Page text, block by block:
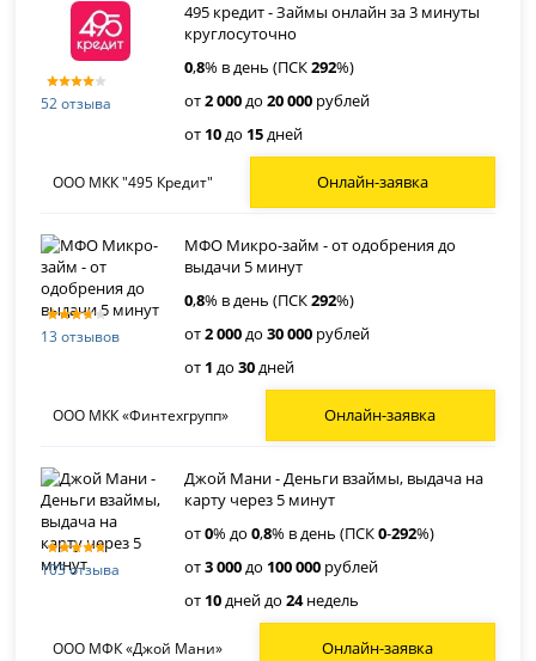
52 отзыва
495 кредит - Займы онлайн за 3 минуты
круглосуточно
0,8% в день (ПСК292%)
от2 000до20 000 рублей
от 10до 15дней
ООО МКК "495 Кредит" Онлайн-заявка
13 отзывов
МФО Микро-займ - от одобрения до
выдачи 5 минут
0,8% в день (ПСК292%)
от2 000до30 000 рублей
от 1 до30дней
ООО МКК «Финтехгрупп» Онлайн-заявка
103 отзыва
Джой Мани - Деньги взаймы, выдача на
карту через 5 минут
от0% до0,8% в день (ПСК0-292%)
от3 000до 100 000 рублей
от 10дней до24недель
ООО МФК «Джой Мани» Онлайн-заявка